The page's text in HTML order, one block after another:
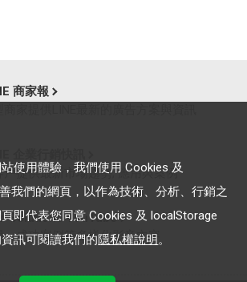
商家報
戶提供最新市場趨勢, 應用與案例
Solutions YouTube
成功案例等多樣化影音內容
使用體驗，我們使用 Cookies 及
我們的網頁，以作為技術、分析、行銷之
即代表您同意 Cookies 及 localStorage
訊可閱讀我們的隱私權說明。